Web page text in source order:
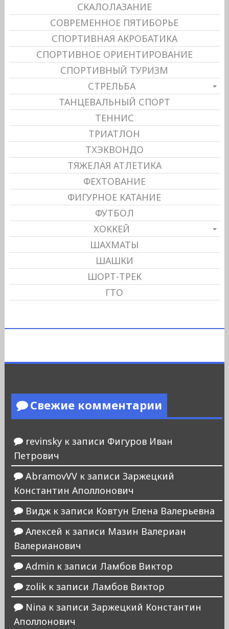
СКАЛОЛАЗАНИЕ
СОВРЕМЕННОЕ ПЯТИБОРЬЕ
СПОРТИВНАЯ АКРОБАТИКА
СПОРТИВНОЕ ОРИЕНТИРОВАНИЕ
СПОРТИВНЫЙ ТУРИЗМ
СТРЕЛЬБА
ТАНЦЕВАЛЬНЫЙ СПОРТ
ТЕННИС
ТРИАТЛОН
ТХЭКВОНДО
ТЯЖЕЛАЯ АТЛЕТИКА
ФЕХТОВАНИЕ
ФИГУРНОЕ КАТАНИЕ
ФУТБОЛ
ХОККЕЙ
ШАХМАТЫ
ШАШКИ
ШОРТ-ТРЕК
ГТО
Свежие комментарии
revinskyк записи Фигуров Иван
Петрович
AbramovVVк записи Заржецкий
Константин Аполлонович
Виджк записи Ковтун Елена Валерьевна
Алексей к записи Мазин Валериан
Валерианович
Admin к записи Ламбов Виктор
zolikк записи Ламбов Виктор
Nina к записи Заржецкий Константин
Аполлонович